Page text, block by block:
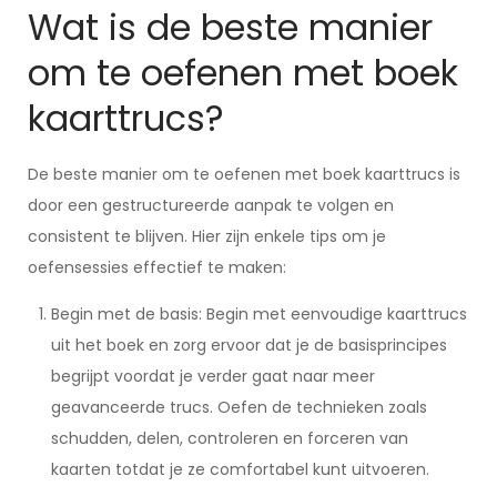
Wat is de beste manier
om te oefenen met boek
kaarttrucs?
De beste manier om te oefenen met boek kaarttrucs is
door een gestructureerde aanpak te volgen en
consistent te blijven. Hier zijn enkele tips om je
oefensessies effectief te maken:
Begin met de basis: Begin met eenvoudige kaarttrucs
uit het boek en zorg ervoor dat je de basisprincipes
begrijpt voordat je verder gaat naar meer
geavanceerde trucs. Oefen de technieken zoals
schudden, delen, controleren en forceren van
kaarten totdat je ze comfortabel kunt uitvoeren.